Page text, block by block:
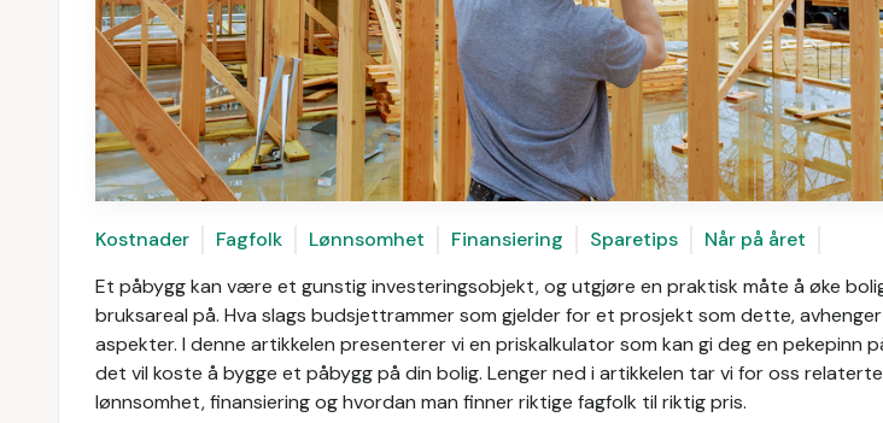
Kostnader Fagfolk Lønnsomhet Finansiering Sparetips
Når på året
Et påbygg kan være et gunstig investeringsobjekt, og utgjøre en praktisk måte å øke
bruksareal på. Hva slags budsjettrammer som gjelder for et prosjekt som dette,
aspekter. I denne artikkelen presenterer vi en priskalkulator som kan gi deg en pekepinn
det vil koste å bygge et påbygg på din bolig. Lenger ned i artikkelen tar vi for oss
lønnsomhet, finansiering og hvordan man finner riktige fagfolk til riktig pris.